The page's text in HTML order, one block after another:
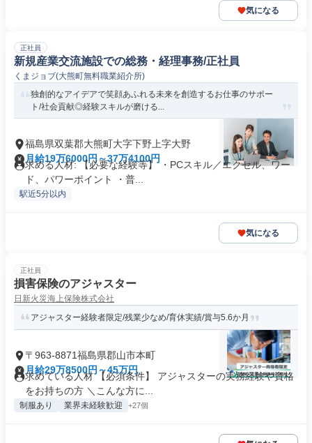
気になる
正社員
新規産業交流施設での総務・経理事務/正社員
くまジョブ(大熊町無料職業紹介所)
独創的なアイデアで笑顔あふれる未来を創造するお仕事のサポー
ト/社会貢献◎経験スキルが磨ける...
福島県双葉郡大熊町大字下野上字大野
月給19万6000円～37万4100円
求める人材: 【必要な経験等】 ・PCスキル／エクセル、ワー
ド、パワーポイント ・普...
駅近5分以内
気になる
正社員
損害保険のアジャスター
日新火災海上保険株式会社
アジャスター経験者限定/残業少なめ/育休実績/賞与5.6か月
〒963-8871福島県郡山市本町
月給29万8500円～45万円
求めている人材 【必須条件】 アジャスターの実務経験や資格
をお持ちの方 ＼こんな方に...
制服あり 業界未経験歓迎 +27個